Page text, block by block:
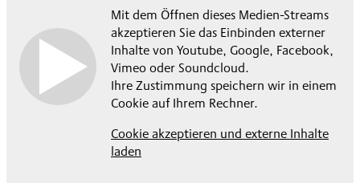
Mit dem Öffnen dieses Medien-Streams
akzeptieren Sie das Einbinden externer
Inhalte von Youtube, Google, Facebook,
Vimeo oder Soundcloud.
Ihre Zustimmung speichern wir in einem
Cookie auf Ihrem Rechner.
Cookie akzeptieren und externe Inhalte
laden